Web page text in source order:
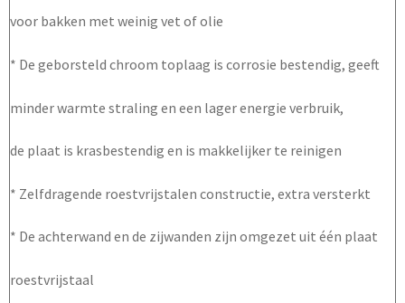
voor bakken met weinig vet of olie
* De geborsteld chroom toplaag is corrosie bestendig, geeft
minder warmte straling en een lager energie verbruik,
de plaat is krasbestendig en is makkelijker te reinigen
* Zelfdragende roestvrijstalen constructie, extra versterkt
* De achterwand en de zijwanden zijn omgezet uit één plaat
roestvrijstaal